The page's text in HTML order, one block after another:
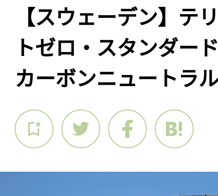
【スウェーデン】テ
トゼロ・スタンダー
カーボンニュートラ